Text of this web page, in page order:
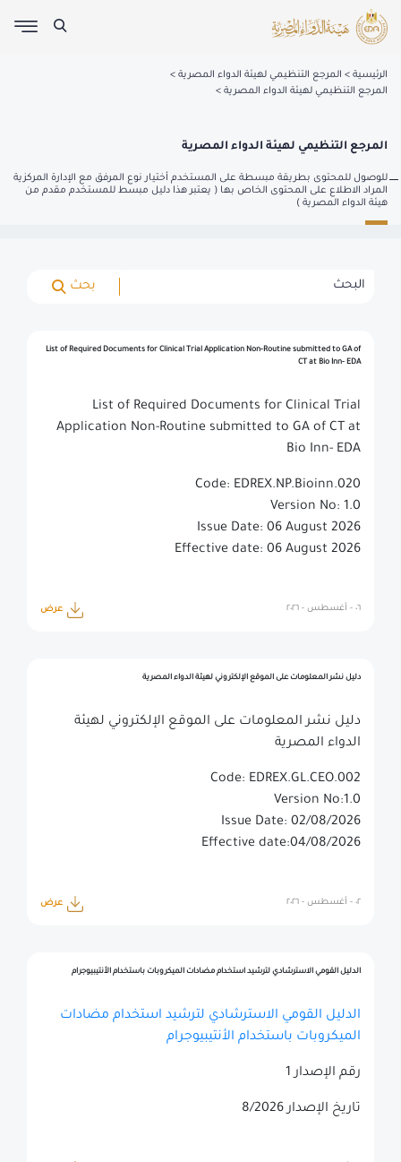
الرئيسية
المرجع التنظيمي لهيئة الدواء المصرية
المرجع التنظيمي لهيئة الدواء المصرية
المرجع التنظيمي لهيئة الدواء المصرية
للوصول للمحتوى بطريقة مبسطة على المستخدم أختيار نوع المرفق مع الإدارة المركزية
المراد الاطلاع على المحتوى الخاص بها ( يعتبر هذا دليل مبسط للمستخدم مقدم من
هيئة الدواء المصرية )
بحث
List of Required Documents for Clinical Trial Application Non-Routine submitted to GA of
CT at Bio Inn- EDA
List of Required Documents for Clinical Trial
Application Non-Routine submitted to GA of CT at
Bio Inn- EDA
Code: EDREX.NP.Bioinn.020
Version No: 1.0
Issue Date: 06 August 2026
Effective date: 06 August 2026
٠٦ - أغسطس - ٢٠٢٦ عرض
دليل نشر المعلومات على الموقع الإلكتروني لهيئة الدواء المصرية
دليل نشر المعلومات على الموقع الإلكتروني لهيئة
الدواء المصرية
Code: EDREX.GL.CEO.002
Version No:1.0
Issue Date: 02/08/2026
Effective date:04/08/2026
٠٢ - أغسطس - ٢٠٢٦ عرض
الدليل القومي الاسترشادي لترشيد استخدام مضادات الميكروبات باستخدام الأنتيبيوجرام
الدليل القومي الاسترشادي لترشيد استخدام مضادات
الميكروبات باستخدام الأنتيبيوجرام
رقم الإصدار 1
تاريخ الإصدار 8/2026